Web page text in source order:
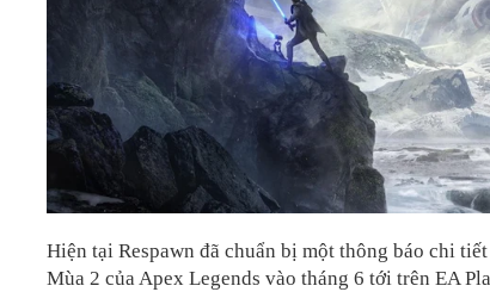
Hiện tại Respawn đã chuẩn bị một thông báo chi
Mùa 2 của Apex Legends vào tháng 6 tới trên EA